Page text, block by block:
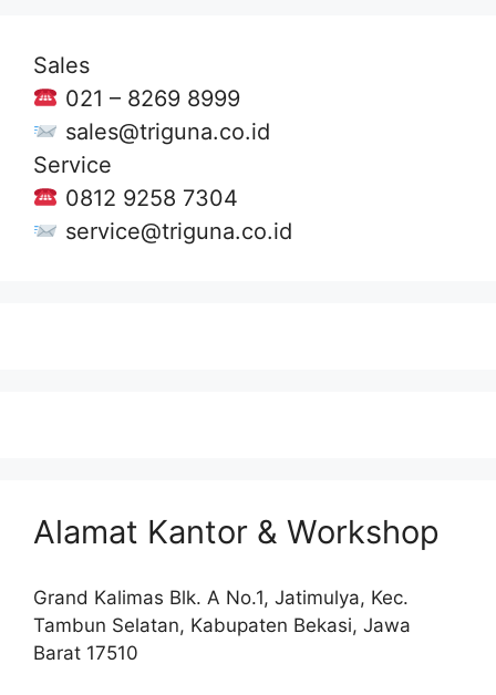
Sales
021 – 8269 8999
sales@triguna.co.id
Service
0812 9258 7304
service@triguna.co.id
Alamat Kantor & Workshop
Grand Kalimas Blk. A No.1, Jatimulya, Kec.
Tambun Selatan, Kabupaten Bekasi, Jawa
Barat 17510